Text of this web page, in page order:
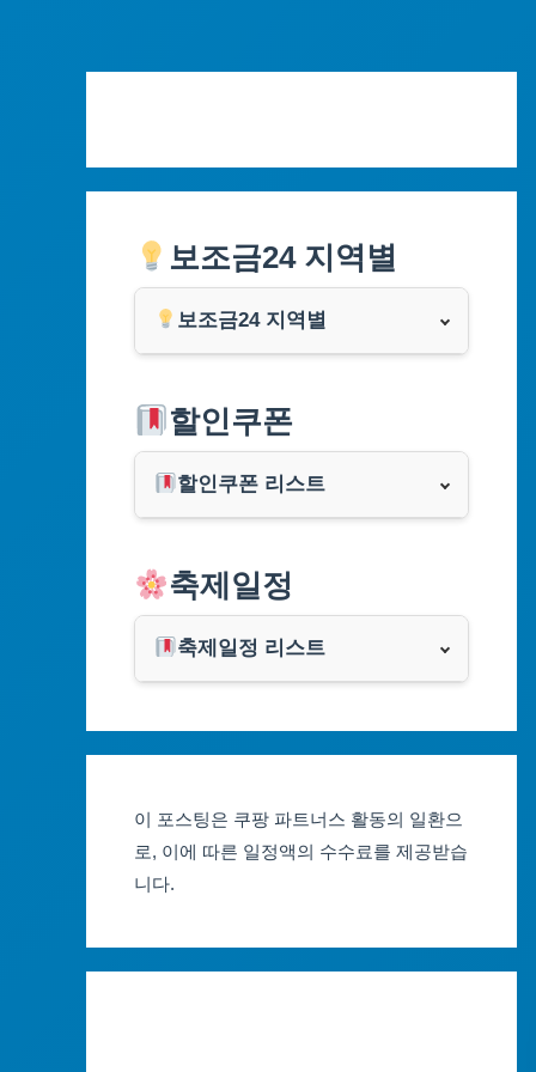
보조금24 지역별
보조금24 지역별
부산광역시
대구광역시
인천광역시
광주광역시
세종특별자치시
강원도
할인쿠폰
할인쿠폰 리스트
쿠팡
클룩
축제일정
축제일정 리스트
대구축제 일정
광주축제 일정
이 포스팅은 쿠팡 파트너스 활동의 일환으
로, 이에 따른 일정액의 수수료를 제공받습
니다.